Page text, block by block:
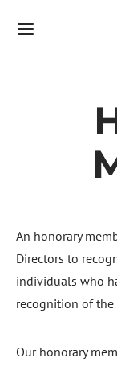
An honorary
Directors to
individuals who
recognition of
Our honorary